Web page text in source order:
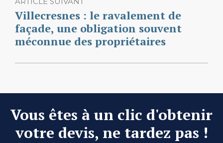
Villecresnes : le ravalement de
façade, une obligation souvent
méconnue des propriétaires
Vous êtes à un clic d'obtenir
votre devis, ne tardez pas !